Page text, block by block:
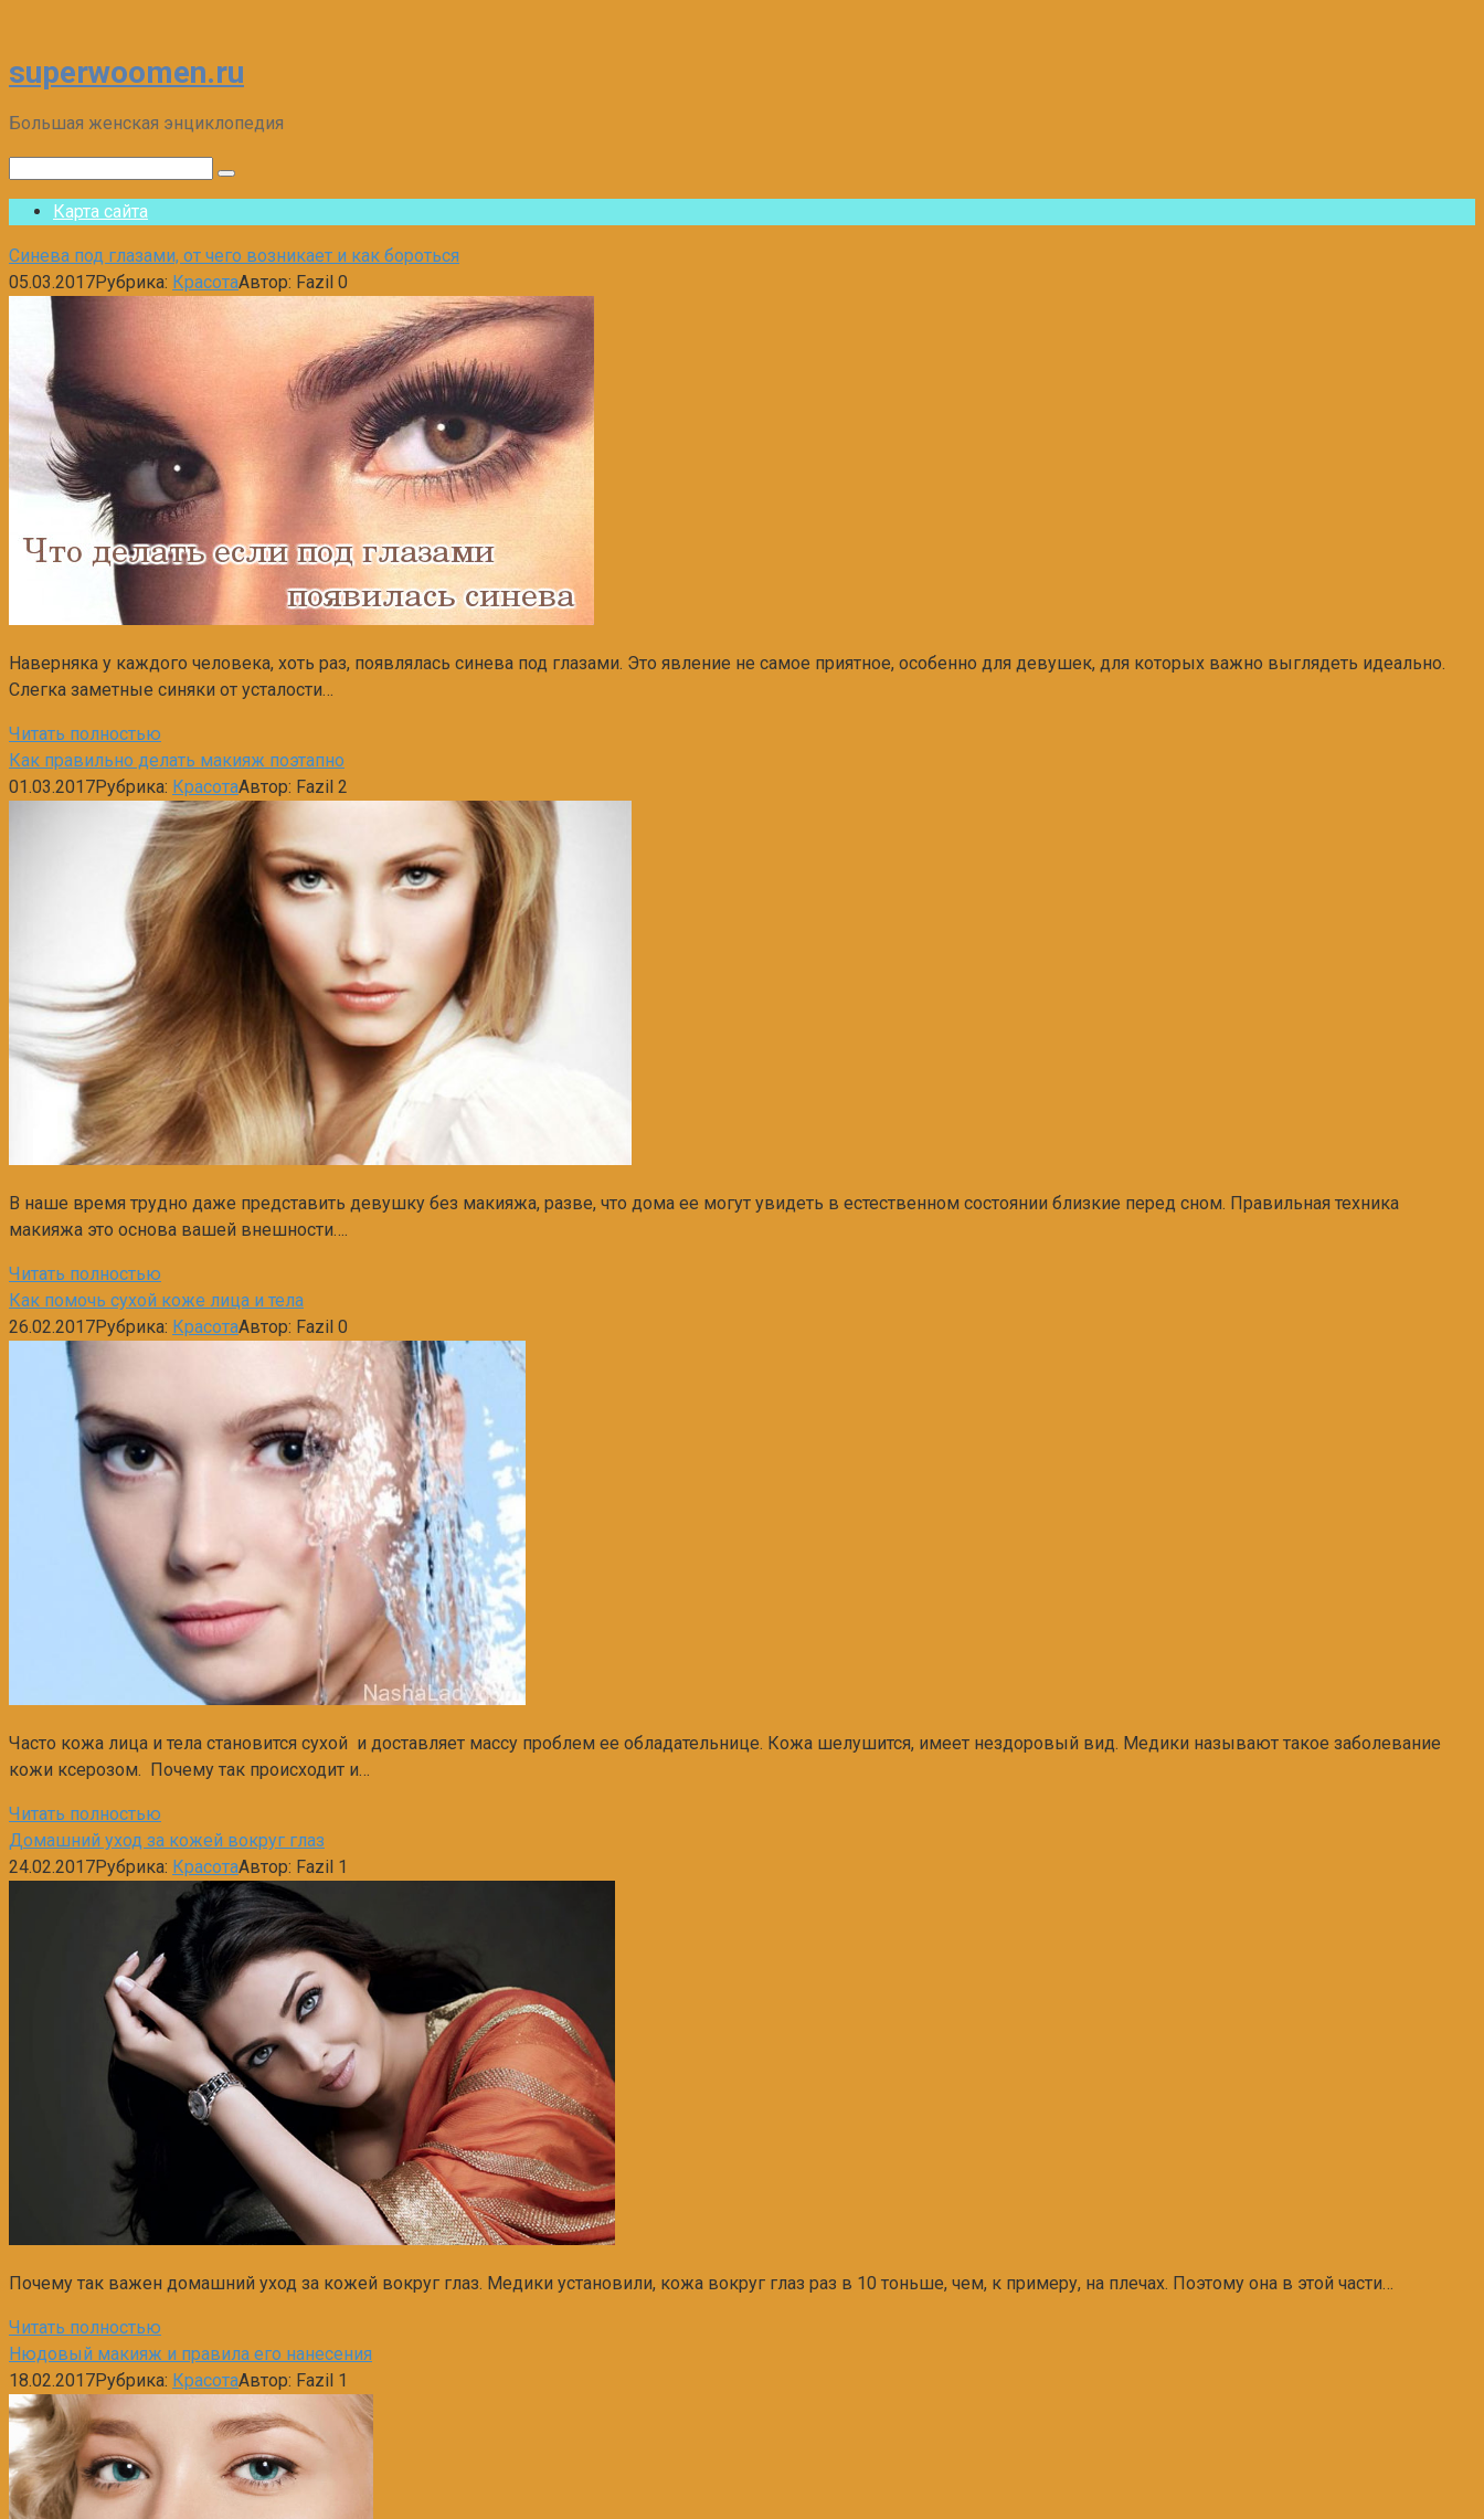
Перейти
к
контенту
superwoomen.ru
Большая женская энциклопедия
Карта сайта
Синева под глазами, от чего возникает и как бороться
05.03.2017Рубрика: КрасотаАвтор: Fazil 0
Наверняка у каждого человека, хоть раз, появлялась синева под глазами. Это явление не самое приятное, особенно для девушек, для которых важно выглядеть идеально.
Слегка заметные синяки от усталости…
Читать полностью
Как правильно делать макияж поэтапно
01.03.2017Рубрика: КрасотаАвтор: Fazil 2
В наше время трудно даже представить девушку без макияжа, разве, что дома ее могут увидеть в естественном состоянии близкие перед сном. Правильная техника
макияжа это основа вашей внешности….
Читать полностью
Как помочь сухой коже лица и тела
26.02.2017Рубрика: КрасотаАвтор: Fazil 0
Часто кожа лица и тела становится сухой и доставляет массу проблем ее обладательнице. Кожа шелушится, имеет нездоровый вид. Медики называют такое заболевание
кожи ксерозом. Почему так происходит и…
Читать полностью
Домашний уход за кожей вокруг глаз
24.02.2017Рубрика: КрасотаАвтор: Fazil 1
Почему так важен домашний уход за кожей вокруг глаз. Медики установили, кожа вокруг глаз раз в 10 тоньше, чем, к примеру, на плечах. Поэтому она в этой части…
Читать полностью
Нюдовый макияж и правила его нанесения
18.02.2017Рубрика: КрасотаАвтор: Fazil 1